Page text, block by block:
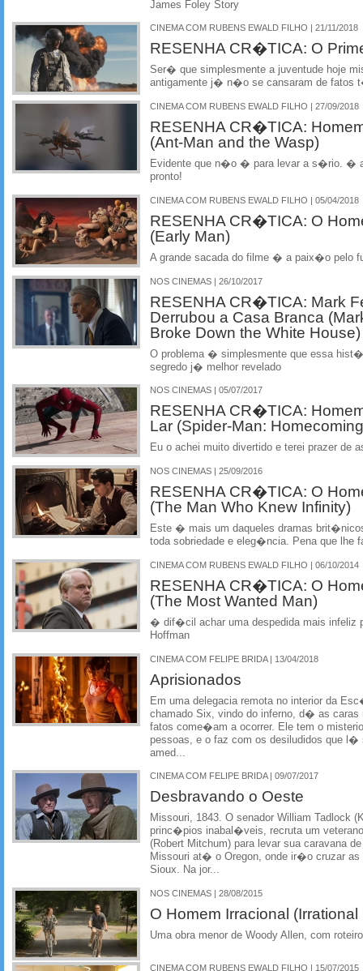
James Foley Story
CINEMA COM RUBENS EWALD FILHO | 21/11/2018
RESENHA CR�TICA: O
Ser� que simplesmente a juventude hoje
antigamente j� n�o se cansaram de fatos
CINEMA COM RUBENS EWALD FILHO | 27/09/2018
RESENHA CR�TICA:
(Ant-Man and the Wasp)
Evidente que n�o � para levar a s�rio. �
pronto!
CINEMA COM RUBENS EWALD FILHO | 05/04/2018
RESENHA CR�TICA: O
(Early Man)
A grande sacada do filme � a paix�o pelo
NOS CINEMAS | 26/10/2017
RESENHA CR�TICA: Mark
Derrubou a Casa Branca
Broke Down the White House)
O problema � simplesmente que essa
segredo j� melhor revelado
NOS CINEMAS | 05/07/2017
RESENHA CR�TICA:
Lar (Spider-Man:
Eu o achei muito divertido e terei prazer de
NOS CINEMAS | 25/09/2016
RESENHA CR�TICA: O
(The Man Who Knew Infinity)
Este � mais um daqueles dramas
toda sobriedade e eleg�ncia. Pena que lhe
CINEMA COM RUBENS EWALD FILHO | 06/10/2014
RESENHA CR�TICA: O
(The Most Wanted Man)
� dif�cil achar uma despedida mais infeliz
Hoffman
CINEMA COM FELIPE BRIDA | 13/04/2018
Aprisionados
Em uma delegacia remota no interior da
chamado Six, vindo do inferno, d� as
fatos come�am a ocorrer. Ele tem o
pessoas, e o faz com os desiludidos que
amed...
CINEMA COM FELIPE BRIDA | 09/07/2017
Desbravando o Oeste
Missouri, 1843. O senador William Tadlock
princ�pios inabal�veis, recruta um
(Robert Mitchum) para levar sua caravana
Missouri at� o Oregon, onde ir�o cruzar
Sioux. Na jor...
NOS CINEMAS | 28/08/2015
O Homem Irracional (Irrational
Uma obra menor de Woody Allen, com
CINEMA COM RUBENS EWALD FILHO | 15/07/2015